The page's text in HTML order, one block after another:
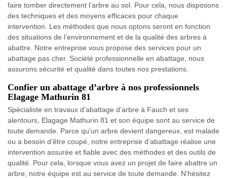
faire tomber directement l’arbre au sol. Pour cela, nous disposons
des techniques et des moyens efficaces pour chaque
intervention. Les méthodes que nous optons seront en fonction
des situations de l’environnement et de la qualité des arbres à
abattre. Notre entreprise vous propose des services pour un
abattage pas cher. Société professionnelle en abattage, nous
assurons sécurité et qualité dans toutes nos prestations.
Confier un abattage d’arbre à nos professionnels
Elagage Mathurin 81
Spécialiste en travaux d’abattage d’arbre à Fauch et ses
alentours, Elagage Mathurin 81 et son équipe sont au service de
toute demande. Parce qu’un arbre devient dangereux, est malade
ou a besoin d’être coupé, notre entreprise d’abattage réalise une
intervention assurée et fiable avec des méthodes et des outils de
qualité. Pour cela, lorsque vous avez un projet de faire abattre un
arbre, notre équipe est au service de toute demande. N’hésitez